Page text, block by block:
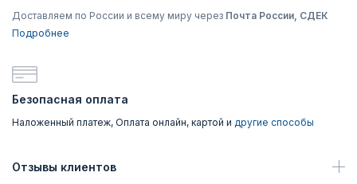
Доставляем по России и всему миру через Почта России, СДЕК
Подробнее
Безопасная оплата
Наложенный платеж, Оплата онлайн, картой и другие способы
Отзывы клиентов